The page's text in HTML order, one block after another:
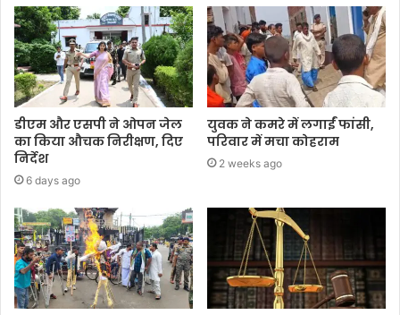
डीएम और एसपी ने ओपन जेल
का किया औचक निरीक्षण, दिए
निर्देश
6 days ago
युवक ने कमरे में लगाईं फांसी,
परिवार में मचा कोहराम
2 weeks ago